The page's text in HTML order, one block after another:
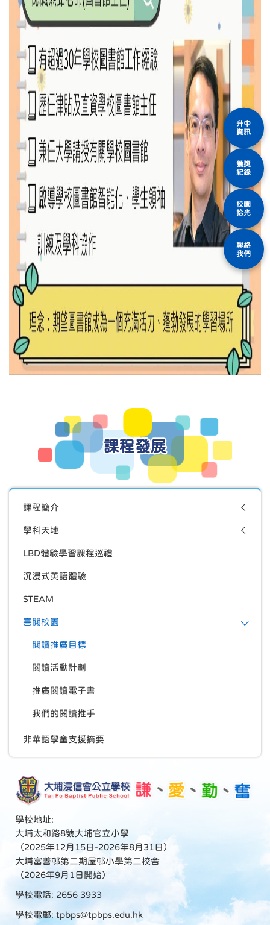
課程發展
課程簡介
學科天地
LBD體驗學習課程巡禮
沉浸式英語體驗
STEAM
喜閱校園
閱讀推廣目標
閱讀活動計劃
推廣閱讀電子書
我們的閱讀推手
非華語學童支援摘要
學校地址:
大埔太和路8號大埔官立小學
（2025年12月15日-2026年8月31日）
大埔富善邨第二期屋邨小學第二校舍
（2026年9月1日開始）
學校電話: 2656 3933
學校電郵: tpbps@tpbps.edu.hk
升中
資訊
獲獎
紀錄
校園
拾光
聯絡
我們